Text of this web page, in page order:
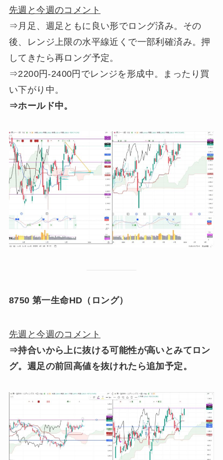
先週と今週のコメント
⇒月足、週足ともに良い形でロング済み。その
後、レンジ上限の水平線近くで一部利確済み。押
してきたら再ロング予定。
⇒2200円-2400円でレンジを形成中。まったり買
い下がり中。
⇒ホールド中。
8750 第一生命HD（ロング）
先週と今週のコメント
⇒持合いから上に抜ける可能性が高いとみてロン
グ。週足の前回高値を抜けれたら追加予定。